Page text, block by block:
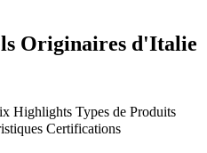
Originaires d'Italie
Highlights Types de Produits
Certifications